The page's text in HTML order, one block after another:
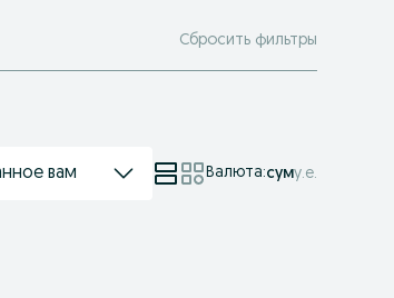
Сбросить фильтры
вам Валюта:суму.е.